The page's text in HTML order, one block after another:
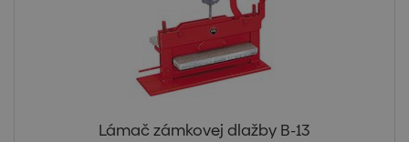
Lámač zámkovej dlažby B-13